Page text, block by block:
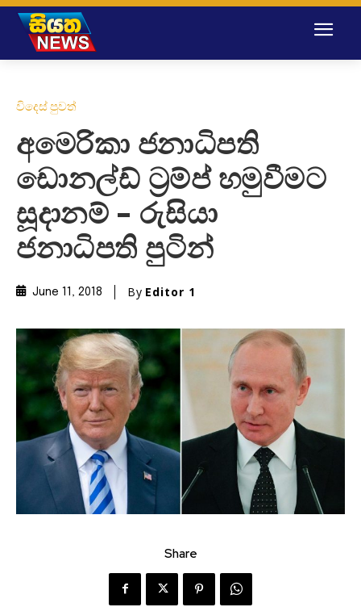
විදෙස් පුවත්
අමෙරිකා ජනාධිපති
ඩොනල්ඩ් ට්‍රම්ප් හමුවීමට
සූදානම් – රුසියා
ජනාධිපති පුටින්
June 11, 2018 By Editor 1
Share